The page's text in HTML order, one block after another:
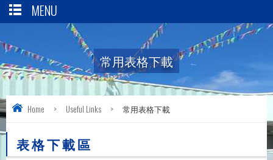
MENU
常用表格下載
Home > Useful Links > 常用表格下載
表 格 下 載 區